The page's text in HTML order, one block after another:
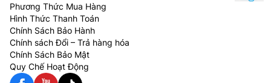
Phương Thức Mua Hàng
Hình Thức Thanh Toán
Chính Sách Bảo Hành
Chính sách Đổi – Trả hàng hóa
Chính Sách Bảo Mật
Quy Chế Hoạt Động